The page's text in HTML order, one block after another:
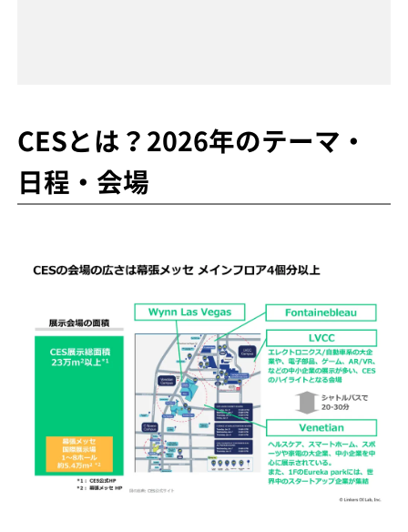
CESとは？2026年のテーマ・
日程・会場